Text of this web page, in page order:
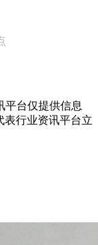
平台仅提供信息
表行业资讯平台立